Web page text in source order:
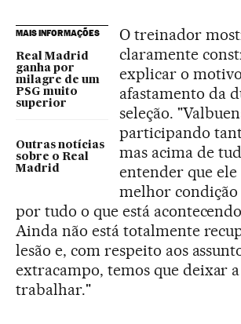
MAIS INFORMAÇÕES
Real Madrid
ganha por
milagre de um
PSG muito
superior
Outras notícias
sobre o Real
Madrid
O treinador
claramente
explicar o
afastamento da
seleção.
participando
mas acima de
entender que ele
melhor
por tudo o que está
Ainda não está totalmente
lesão e, com respeito aos
extracampo, temos que deixar
trabalhar."